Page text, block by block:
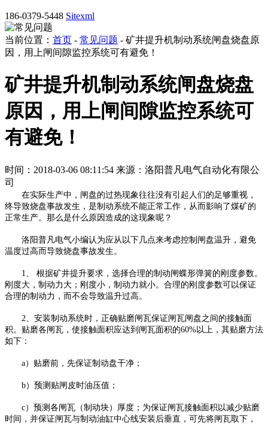
186-0379-5448 Sitexml
当前位置： 首页 - 常见问题 - 矿井提升机制动系统闸盘烧盘原
因，用上闸间隙监控系统可有避免！
矿井提升机制动系统闸盘烧盘
原因，用上闸间隙监控系统可
有避免！
时间：2018-03-06 08:11:54 来源：洛阳普凡电气自动化有限公
司
在实际生产中，闸盘的过热现象往往没有引起人们的足够重视，
终导致烧盘事故发生，是制动系统不能正常工作，从而影响了煤矿的
正常生产。那么是什么原因造成的这现象呢？
洛阳普凡电气小编认为应从以下几点来考虑控制闸盘温升，避免
温度过高而导致烧盘事故发生。
1、 根据矿井提升要求，选择合理的制动闸蝶形弹簧的刚度参数。
刚度大，制动力大；刚度小，制动力就小。合理的刚度参数可以保证
合理的制动力，而不会导致温升过高。
2、安装制动系统时，正确贴磨闸瓦保证闸瓦闸盘之间的接触面
积。贴磨各闸瓦，使接触面积应达到闸瓦面积的60%以上，其贴磨方法
如下：
a）贴磨前，先保证制动盘干净；
b）预测贴闸皮时油压值；
c）预测各闸瓦（制动块）厚度；为保证闸瓦接触面积以减少贴磨
时间，并保证闸瓦与制动油缸中心线安装后垂直，可先将闸瓦取下，